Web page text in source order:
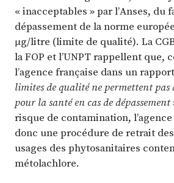
« inacceptables » par l’Anses, du
dépassement de la norme
µg/litre (limite de qualité). La CGB,
la FOP et l’UNPT rappellent que,
l’agence française dans un
limites de qualité ne permettent pas
pour la santé en cas de dépassement
risque de contamination,
donc une procédure de retrait
usages des phytosanitaires
métolachlore.